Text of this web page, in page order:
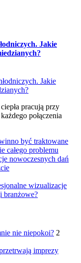
Jakie
pracują przy
połączenia
być traktowane
całego problemu
nowoczesnych dań
wizualizacje
branżowe?
nie niepokoi? 2
imprezy